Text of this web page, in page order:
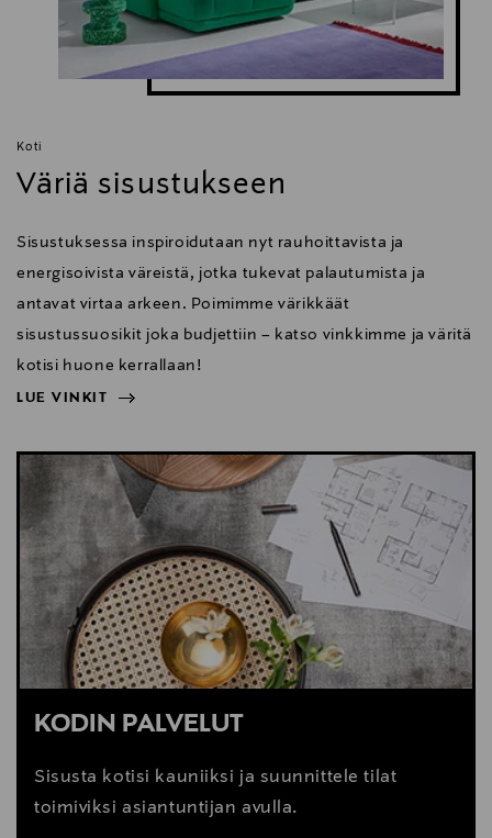
Koti
Väriä sisustukseen
Sisustuksessa inspiroidutaan nyt rauhoittavista ja
energisoivista väreistä, jotka tukevat palautumista ja
antavat virtaa arkeen. Poimimme värikkäät
sisustussuosikit joka budjettiin – katso vinkkimme ja väritä
kotisi huone kerrallaan!
LUE VINKIT
LUE VINKIT
KODIN PALVELUT
Sisusta kotisi kauniiksi ja suunnittele tilat
toimiviksi asiantuntijan avulla.